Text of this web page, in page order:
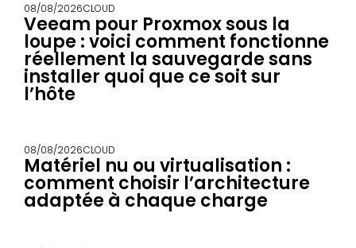
08/08/2026CLOUD
Veeam pour Proxmox sous la
loupe : voici comment fonctionne
réellement la sauvegarde sans
installer quoi que ce soit sur
l’hôte
08/08/2026CLOUD
Matériel nu ou virtualisation :
comment choisir l’architecture
adaptée à chaque charge